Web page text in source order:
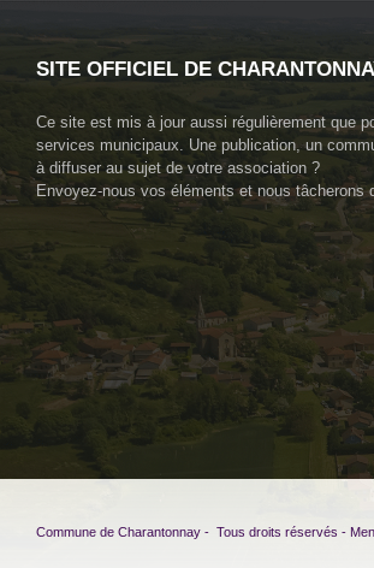
SITE OFFICIEL DE
Ce site est mis à jour aussi régulièrement que
services municipaux. Une publication, un
à diffuser au sujet de votre association ?
Envoyez-nous vos éléments et nous tâcherons
Commune de Charantonnay - Tous droits réservés -